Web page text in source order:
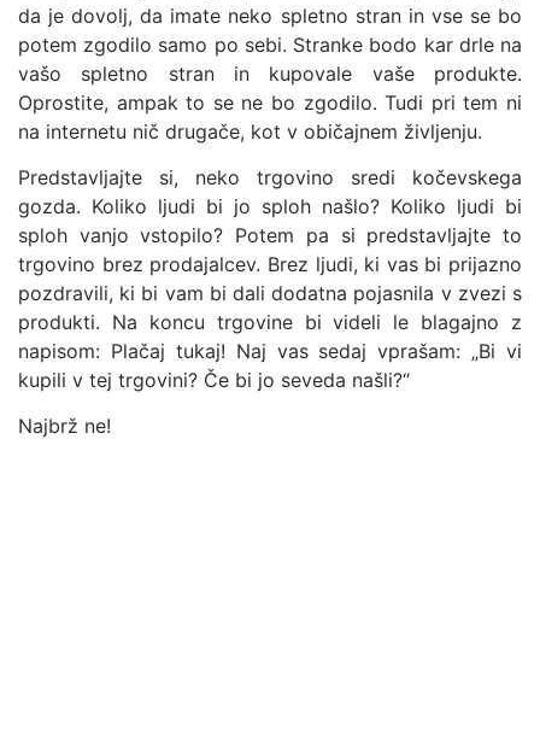
da je dovolj, da imate neko spletno stran in vse se bo
potem zgodilo samo po sebi. Stranke bodo kar drle na
vašo spletno stran in kupovale vaše produkte.
Oprostite, ampak to se ne bo zgodilo. Tudi pri tem ni
na internetu nič drugače, kot v običajnem življenju.
Predstavljajte si, neko trgovino sredi kočevskega
gozda. Koliko ljudi bi jo sploh našlo? Koliko ljudi bi
sploh vanjo vstopilo? Potem pa si predstavljajte to
trgovino brez prodajalcev. Brez ljudi, ki vas bi prijazno
pozdravili, ki bi vam bi dali dodatna pojasnila v zvezi s
produkti. Na koncu trgovine bi videli le blagajno z
napisom: Plačaj tukaj! Naj vas sedaj vprašam: „Bi vi
kupili v tej trgovini? Če bi jo seveda našli?“
Najbrž ne!